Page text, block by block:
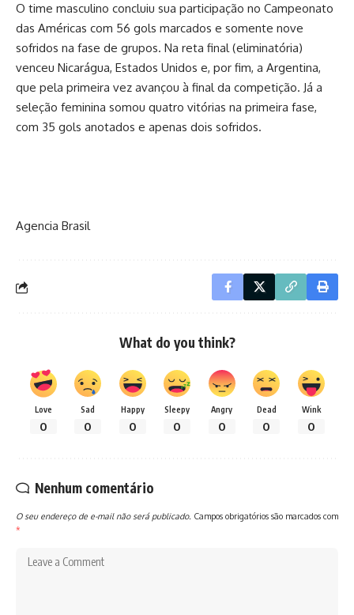
O time masculino concluiu sua participação no Campeonato
das Américas com 56 gols marcados e somente nove
sofridos na fase de grupos. Na reta final (eliminatória)
venceu Nicarágua, Estados Unidos e, por fim, a Argentina,
que pela primeira vez avançou à final da competição. Já a
seleção feminina somou quatro vitórias na primeira fase,
com 35 gols anotados e apenas dois sofridos.
Agencia Brasil
What do you think?
Love
0
Sad
0
Happy
0
Sleepy
0
Angry
0
Dead
0
Wink
0
Nenhum comentário
O seu endereço de e-mail não será publicado. Campos obrigatórios são marcados com
*